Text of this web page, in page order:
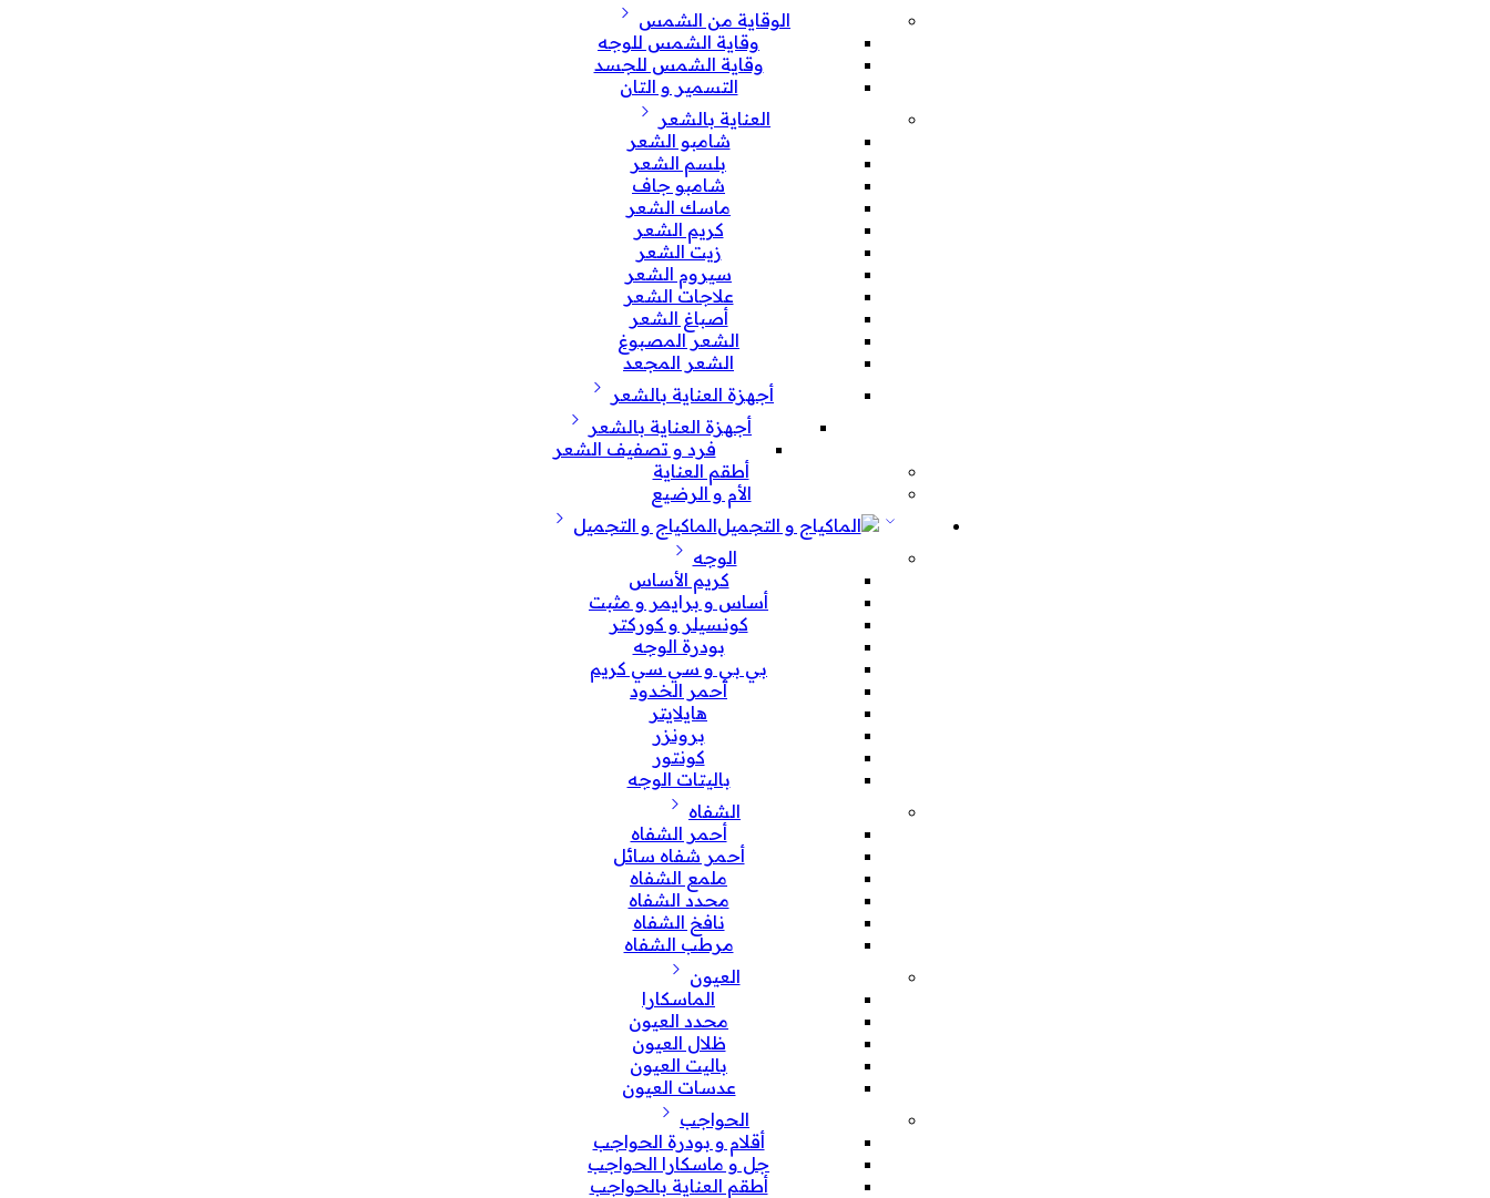
الوقاية من الشمس
وقاية الشمس للوجه
وقاية الشمس للجسد
التسمير و التان
العناية بالشعر
شامبو الشعر
بلسم الشعر
شامبو جاف
ماسك الشعر
كريم الشعر
زيت الشعر
سيروم الشعر
علاجات الشعر
أصباغ الشعر
الشعر المصبوغ
الشعر المجعد
أجهزة العناية بالشعر
أجهزة العناية بالشعر
فرد و تصفيف الشعر
أطقم العناية
الأم و الرضيع
الماكياج و التجميل
الوجه
كريم الأساس
أساس و برايمر و مثبت
كونسيلر و كوركتر
بودرة الوجه
بي بي و سي سي كريم
أحمر الخدود
هايلايتر
برونزر
كونتور
باليتات الوجه
الشفاه
أحمر الشفاه
أحمر شفاه سائل
ملمع الشفاه
محدد الشفاه
نافخ الشفاه
مرطب الشفاه
العيون
الماسكارا
محدد العيون
ظلال العيون
باليت العيون
عدسات العيون
الحواجب
أقلام و بودرة الحواجب
جل و ماسكارا الحواجب
أطقم العناية بالحواجب